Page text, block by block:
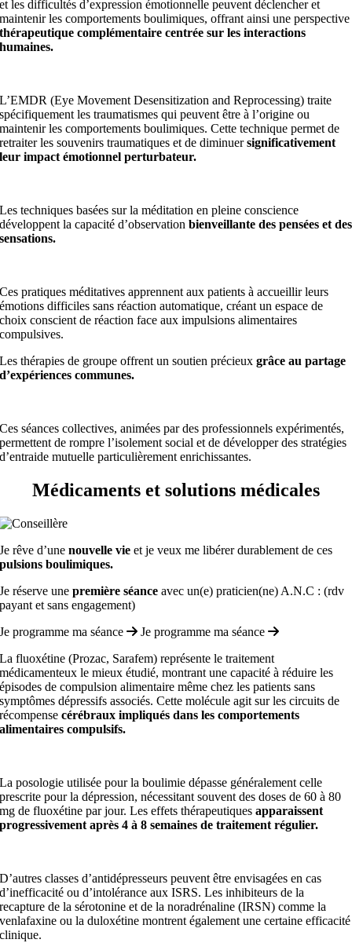
et les difficultés d’expression émotionnelle peuvent déclencher et
maintenir les comportements boulimiques, offrant ainsi une perspective
thérapeutique complémentaire centrée sur les interactions
humaines.
L’EMDR (Eye Movement Desensitization and Reprocessing) traite
spécifiquement les traumatismes qui peuvent être à l’origine ou
maintenir les comportements boulimiques. Cette technique permet de
retraiter les souvenirs traumatiques et de diminuersignificativement
leur impact émotionnel perturbateur.
Les techniques basées sur la méditation en pleine conscience
développent la capacité d’observationbienveillante des pensées et des
sensations.
Ces pratiques méditatives apprennent aux patients à accueillir leurs
émotions difficiles sans réaction automatique, créant un espace de
choix conscient de réaction face aux impulsions alimentaires
compulsives.
Les thérapies de groupe offrent un soutien précieuxgrâce au partage
d’expériences communes.
Ces séances collectives, animées par des professionnels expérimentés,
permettent de rompre l’isolement social et de développer des stratégies
d’entraide mutuelle particulièrement enrichissantes.
Médicaments et solutions médicales
Je rêve d’unenouvelle vie et je veux me libérer durablement de ces
pulsions boulimiques.
Je réserve unepremière séance avec un(e) praticien(ne) A.N.C : (rdv
payant et sans engagement)
Je programme ma séance
Je programme ma séance
La fluoxétine (Prozac, Sarafem) représente le traitement
médicamenteux le mieux étudié, montrant une capacité à réduire les
épisodes de compulsion alimentaire même chez les patients sans
symptômes dépressifs associés. Cette molécule agit sur les circuits de
récompensecérébraux impliqués dans les comportements
alimentaires compulsifs.
La posologie utilisée pour la boulimie dépasse généralement celle
prescrite pour la dépression, nécessitant souvent des doses de 60 à 80
mg de fluoxétine par jour. Les effets thérapeutiquesapparaissent
progressivement après 4 à 8 semaines de traitement régulier.
D’autres classes d’antidépresseurs peuvent être envisagées en cas
d’inefficacité ou d’intolérance aux ISRS. Les inhibiteurs de la
recapture de la sérotonine et de la noradrénaline (IRSN) comme la
venlafaxine ou la duloxétine montrent également une certaine efficacité
clinique.